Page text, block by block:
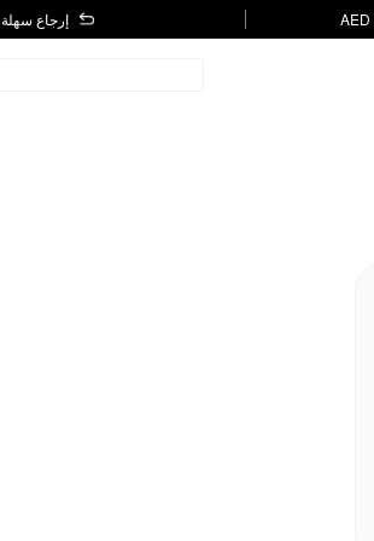
إرجاع سهلة